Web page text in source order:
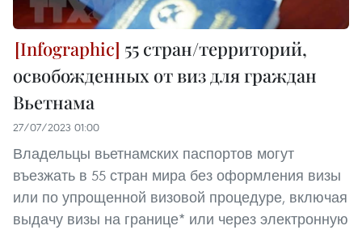
55 стран/территорий,
освобожденных от виз для граждан
Вьетнама
27/07/2023 01:00
Владельцы вьетнамских паспортов могут
въезжать в 55 стран мира без оформления визы
или по упрощенной визовой процедуре, включая
выдачу визы на границе* или через электронную